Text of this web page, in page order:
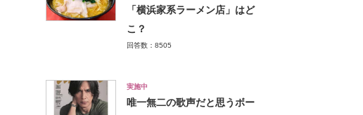
「横浜家系ラーメン店」はど
こ？
回答数：8505
実施中
唯一無二の歌声だと思うボー